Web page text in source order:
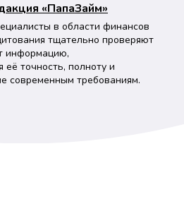
«ПапаЗайм»
в области финансов
тщательно проверяют
информацию,
её точность, полноту и
современным требованиям.